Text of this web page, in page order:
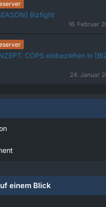
Bizfight
16. Februar
COPS einbeziehen in
24. Januar
einem Blick